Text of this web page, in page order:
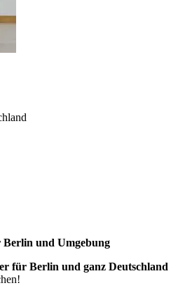
und Umgebung
für Berlin und ganz Deutschland